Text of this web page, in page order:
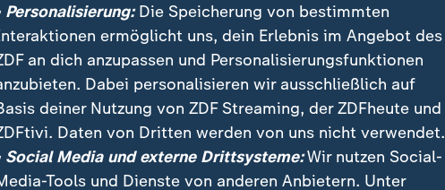
Personalisierung:Die Speicherung von bestimmten
ermöglicht uns, dein Erlebnis im Angebot des
an dich anzupassen und Personalisierungsfunktionen
Dabei personalisieren wir ausschließlich auf
deiner Nutzung von ZDF Streaming, der ZDFheute und
Daten von Dritten werden von uns nicht verwendet.
Social Media und externe Drittsysteme:Wir nutzen Social-
Tools und Dienste von anderen Anbietern. Unter